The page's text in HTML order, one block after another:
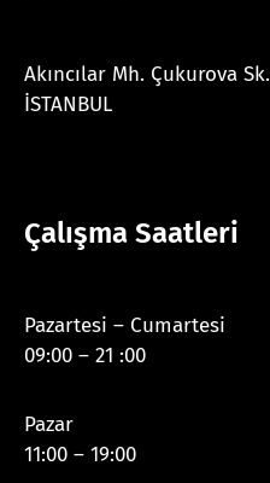
Akıncılar Mh. Çukurova
İSTANBUL
Çalışma Saatleri
Pazartesi – Cumartesi
09:00 – 21 :00
Pazar
11:00 – 19:00